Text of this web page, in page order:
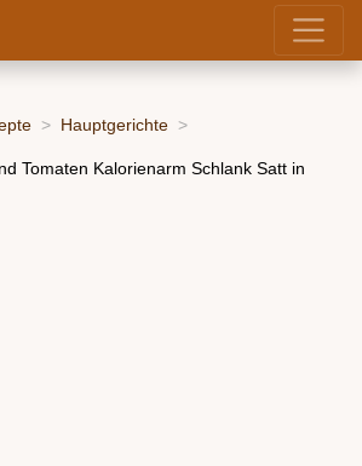
Hauptgerichte
Tomaten Kalorienarm Schlank Satt in